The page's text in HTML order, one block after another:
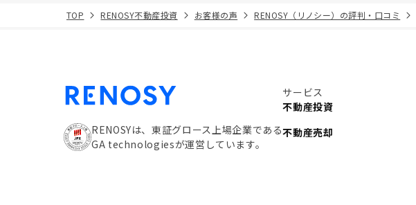
TOP RENOSY不動産投資 お客様の声 RENOSY（リノシー）の評判・口コミ
RENOSYは、東証グロース上場企業である
GA technologiesが運営しています。
サービス
不動産投資
不動産売却